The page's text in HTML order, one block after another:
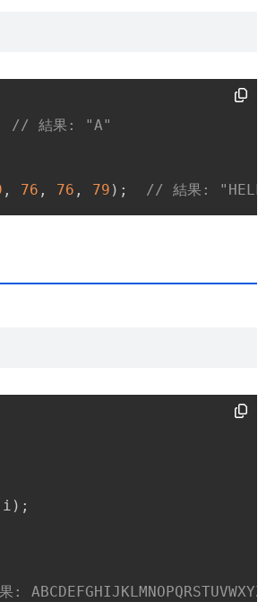
// 結果: "A"
, 76 , 76 , 79 ) ; // 結果: "HELLO"
i ) ;
ABCDEFGHIJKLMNOPQRSTUVWXYZ